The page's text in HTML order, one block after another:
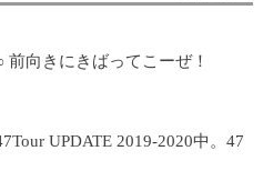
向きにきばってこーぜ！
UPDATE 2019-2020中。47